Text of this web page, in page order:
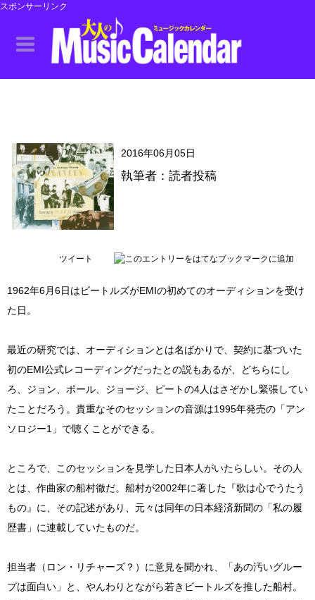
スポンサーリンク
2016年06月05日
執筆者：読者投稿
ツイート
1962年6月6日はビートルズがEMIの初めてのオーディションを受け
た日。
最近の研究では、オーディションとは名ばかりで、契約に基づいた
初のEMI公式レコーディングだったとの説もあるが、どちらにし
ろ、ジョン、ポール、ジョージ、ピートの4人はさぞかし緊張してい
たことだろう。貴重なそのセッションの音源は1995年発売の「アン
ソロジー1」で聴くことができる。
ところで、このセッションを見学した日本人がいたらしい。その人
とは、作曲家の船村徹だ。船村が2002年に著した『歌は心でうたう
もの』に、その記述があり、元々は同年の日本経済新聞の「私の履
歴書」に連載していたものだ。
担当者（ロン・リチャーズ？）に意見を聞かれ、「あの汚いグルー
プは面白い」と、やんわりとながら若きビートルズを推した船村。